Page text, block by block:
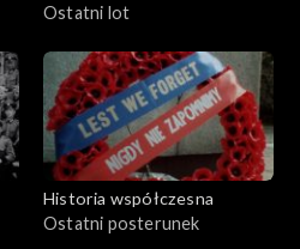
Ostatni lot
Historia współczesna
Ostatni posterunek